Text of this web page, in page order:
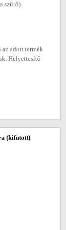
szűrő)
az adott termék
Helyettesítő
(kifutott)